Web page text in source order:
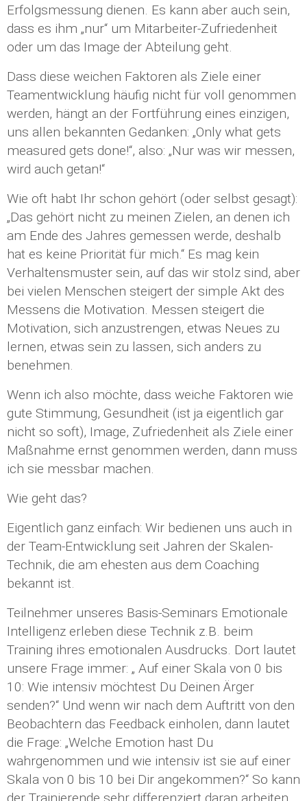
Erfolgsmessung dienen. Es kann aber auch sein,
dass es ihm „nur“ um Mitarbeiter-Zufriedenheit
oder um das Image der Abteilung geht.
Dass diese weichen Faktoren als Ziele einer
Teamentwicklung häufig nicht für voll genommen
werden, hängt an der Fortführung eines einzigen,
uns allen bekannten Gedanken: „Only what gets
measured gets done!“, also: „Nur was wir messen,
wird auch getan!“
Wie oft habt Ihr schon gehört (oder selbst gesagt):
„Das gehört nicht zu meinen Zielen, an denen ich
am Ende des Jahres gemessen werde, deshalb
hat es keine Priorität für mich.“ Es mag kein
Verhaltensmuster sein, auf das wir stolz sind, aber
bei vielen Menschen steigert der simple Akt des
Messens die Motivation. Messen steigert die
Motivation, sich anzustrengen, etwas Neues zu
lernen, etwas sein zu lassen, sich anders zu
benehmen.
Wenn ich also möchte, dass weiche Faktoren wie
gute Stimmung, Gesundheit (ist ja eigentlich gar
nicht so soft), Image, Zufriedenheit als Ziele einer
Maßnahme ernst genommen werden, dann muss
ich sie messbar machen.
Wie geht das?
Eigentlich ganz einfach: Wir bedienen uns auch in
der Team-Entwicklung seit Jahren der Skalen-
Technik, die am ehesten aus dem Coaching
bekannt ist.
Teilnehmer unseres Basis-Seminars Emotionale
Intelligenz erleben diese Technik z.B. beim
Training ihres emotionalen Ausdrucks. Dort lautet
unsere Frage immer: „ Auf einer Skala von 0 bis
10: Wie intensiv möchtest Du Deinen Ärger
senden?“ Und wenn wir nach dem Auftritt von den
Beobachtern das Feedback einholen, dann lautet
die Frage: „Welche Emotion hast Du
wahrgenommen und wie intensiv ist sie auf einer
Skala von 0 bis 10 bei Dir angekommen?“ So kann